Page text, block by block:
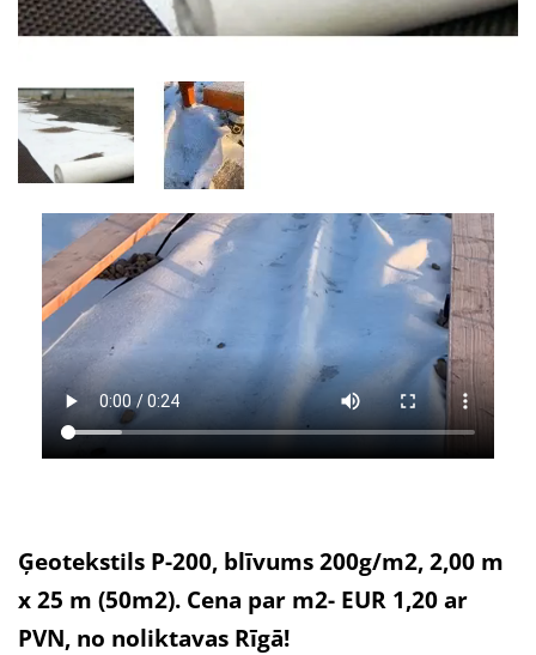
Ģeotekstils P-200, blīvums 200g/m2, 2,00 m
x 25 m (50m2). Cena par m2- EUR 1,20 ar
PVN, no noliktavas Rīgā!